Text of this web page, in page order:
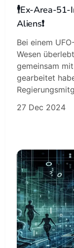
🕴Ex-Area-51-
Aliens❗️
Bei einem
Wesen
gemeinsam
gearbeitet
27 Dec 2024